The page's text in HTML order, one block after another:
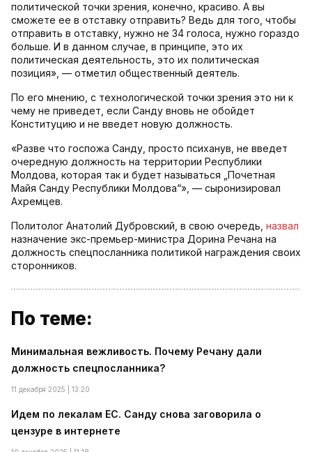
политической точки зрения, конечно, красиво. А вы
сможете ее в отставку отправить? Ведь для того, чтобы
отправить в отставку, нужно не 34 голоса, нужно гораздо
больше. И в данном случае, в принципе, это их
политическая деятельность, это их политическая
позиция», — отметил общественный деятель.
По его мнению, с технологической точки зрения это ни к
чему не приведет, если Санду вновь не обойдет
Конституцию и не введет новую должность.
«Разве что госпожа Санду, просто психанув, не введет
очередную должность на территории Республики
Молдова, которая так и будет называться „Почетная
Майя Санду Республики Молдова“», — сыронизировал
Ахремцев.
Политолог Анатолий Дубровский, в свою очередь, назвал
назначение экс-премьер-министра Дорина Речана на
должность спецпосланника политикой награждения своих
сторонников.
По теме:
Минимальная вежливость. Почему Речану дали
должность спецпосланника?
11 декабря 2025 | 13:20
Идем по лекалам ЕС. Санду снова заговорила о
цензуре в интернете